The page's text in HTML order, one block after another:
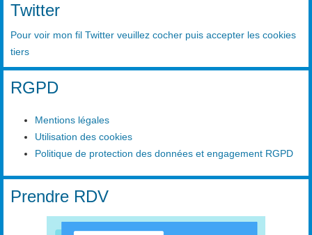
Twitter
Pour voir mon fil Twitter veuillez cocher puis accepter les cookies
tiers
RGPD
Mentions légales
Utilisation des cookies
Politique de protection des données et engagement RGPD
Prendre RDV